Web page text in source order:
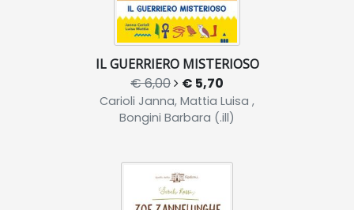
IL GUERRIERO MISTERIOSO
€ 6,00 € 5,70
Carioli Janna, Mattia Luisa ,
Bongini Barbara (.ill)